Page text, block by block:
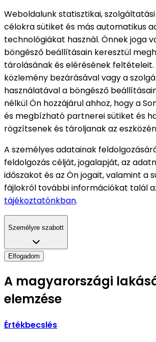
Weboldalunk statisztikai,
célokra sütiket és más automatikus
technológiákat használ. Önnek joga
böngésző beállításain keresztül
tárolásának és elérésének feltételeit.
közlemény bezárásával vagy a
használatával a böngésző
nélkül Ön hozzájárul ahhoz, hogy a
és megbízható partnerei sütiket és
rögzítsenek és tároljanak az
A személyes adatainak
feldolgozás célját, jogalapját, az
időszakot és az Ön jogait, valamint a
fájlokról további információkat talál
tájékoztatónkban.
Személyre szabott
Elfogadom
A magyarországi
elemzése
Értékbecslés